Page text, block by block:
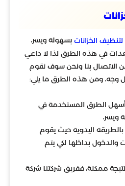
لتنظيف الخزانات بسهولة ويسر،
في هذه الطرق لذا لا داعي
الاتصال بنا ونحن سوف نقوم
وجه، ومن هذه الطرق ما يلي:
أسهل الطرق المستخدمة في
ويسر،
اليدوية حيث يقوم
والدخول بداخلها لكي يتم
ممكنة، ففريق شركتنا شركة